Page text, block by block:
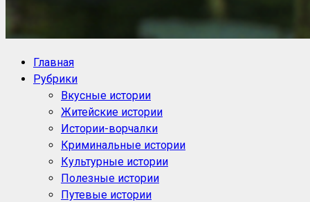
Блог историй NoorySan
Главная
Рубрики
Вкусные истории
Житейские истории
Истории-ворчалки
Криминальные истории
Культурные истории
Полезные истории
Путевые истории